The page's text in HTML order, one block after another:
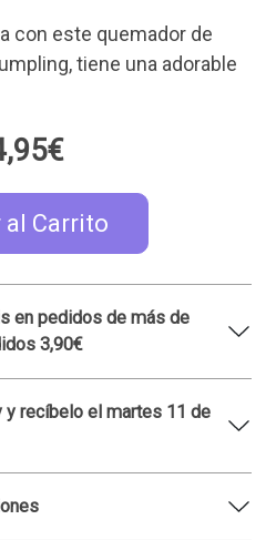
con este quemador de
tiene una adorable
Carrito
en pedidos de más de
3,90€
y recíbelo el martes 11 de